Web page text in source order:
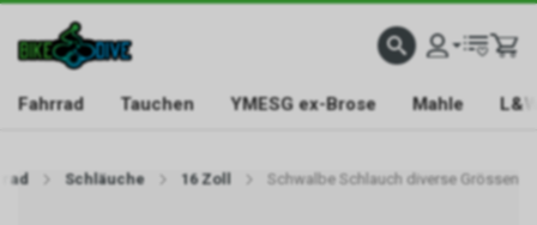
Fahrrad Tauchen YMESG ex-Brose Mahle
Schläuche 16 Zoll Schwalbe Schlauch diverse Grössen